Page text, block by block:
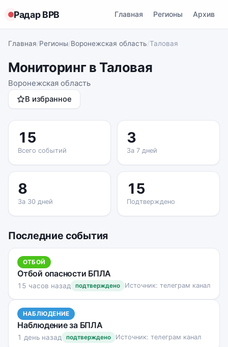
Радар ВРВ Главная Регионы Архив
Главная/Регионы/Воронежская область/Таловая
Мониторинг в Таловая
Воронежская область
В избранное
15
Всего событий
3
За 7 дней
8
За 30 дней
15
Подтверждено
Последние события
ОТБОЙ
Отбой опасности БПЛА
15 часов назад подтверждено Источник: телеграм канал
НАБЛЮДЕНИЕ
Наблюдение за БПЛА
1 день назад подтверждено Источник: телеграм канал